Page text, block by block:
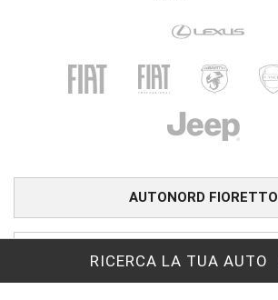
RICERCA LA TUA AUTO
AUTONORD FIORETTO
UNICAR